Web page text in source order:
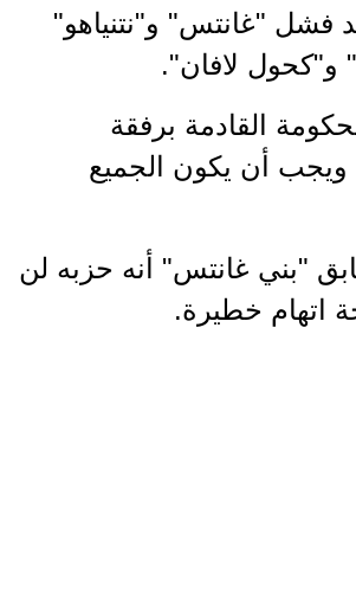
بعد فشل "غانتس" و"نتنياهو"
و"كحول لافان".
القادمة برفقة
ويجب أن يكون الجميع
"بني غانتس" أنه حزبه لن
اتهام خطيرة.